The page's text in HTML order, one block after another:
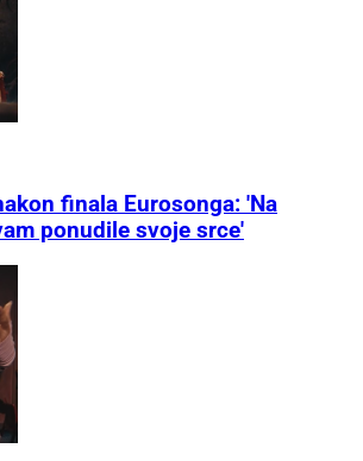
finala Eurosonga: 'Na
ponudile svoje srce'